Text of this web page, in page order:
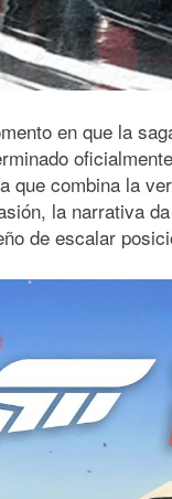
en que la
que combina la
la narrativa
de escalar